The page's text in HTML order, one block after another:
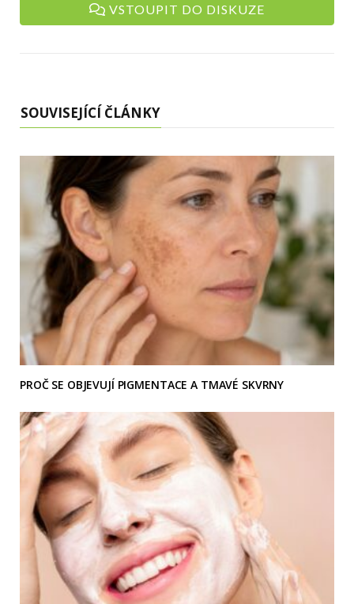
VSTOUPIT DO DISKUZE
SOUVISEJÍCÍ ČLÁNKY
PROČ SE OBJEVUJÍ PIGMENTACE A TMAVÉ SKVRNY